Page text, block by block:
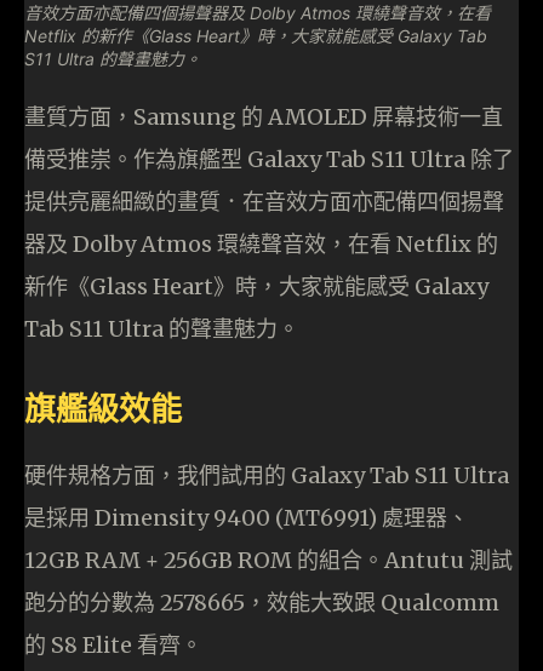
音效方面亦配備四個揚聲器及 Dolby Atmos 環繞聲音效，在看
Netflix 的新作《Glass Heart》時，大家就能感受 Galaxy Tab
S11 Ultra 的聲畫魅力。
畫質方面，Samsung 的 AMOLED 屏幕技術一直
備受推崇。作為旗艦型 Galaxy Tab S11 Ultra 除了
提供亮麗細緻的畫質．在音效方面亦配備四個揚聲
器及 Dolby Atmos 環繞聲音效，在看 Netflix 的
新作《Glass Heart》時，大家就能感受 Galaxy
Tab S11 Ultra 的聲畫魅力。
旗艦級效能
硬件規格方面，我們試用的 Galaxy Tab S11 Ultra
是採用 Dimensity 9400 (MT6991) 處理器、
12GB RAM + 256GB ROM 的組合。Antutu 測試
跑分的分數為 2578665，效能大致跟 Qualcomm
的 S8 Elite 看齊。